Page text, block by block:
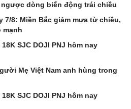
dòng biến động trái chiều
7/8: Miền Bắc giảm mưa từ chiều,
mạnh
SJC DOJI PNJ hôm nay
Mẹ Việt Nam anh hùng trong
SJC DOJI PNJ hôm nay